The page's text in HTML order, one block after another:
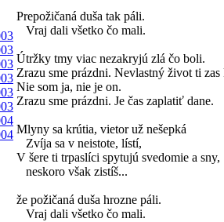
Prepožičaná duša tak páli.
Vraj dali všetko čo mali.
Útržky tmy viac nezakryjú zlá čo boli.
Zrazu sme prázdni. Nevlastný život ti zas
Nie som ja, nie je on.
Zrazu sme prázdni. Je čas zaplatiť dane.
Mlyny sa krútia, vietor už nešepká
Zvíja sa v neistote, lístí,
V šere ti trpaslíci spytujú svedomie a sny,
neskoro však zistíš...
že požičaná duša hrozne páli.
Vraj dali všetko čo mali.